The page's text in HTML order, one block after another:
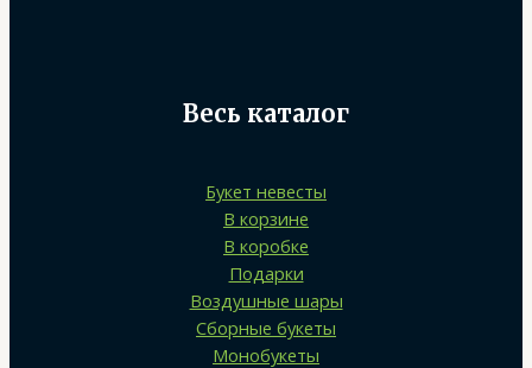
Весь каталог
Букет невесты
В корзине
В коробке
Подарки
Воздушные шары
Сборные букеты
Монобукеты